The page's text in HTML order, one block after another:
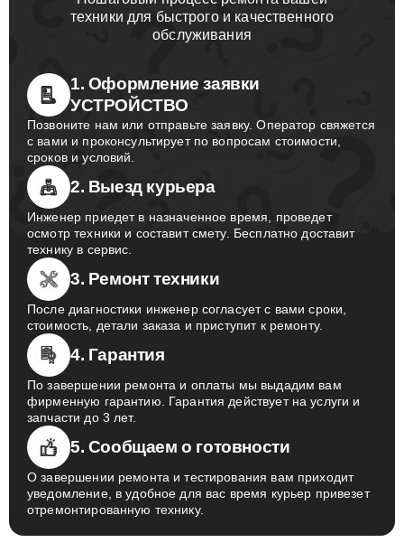
Пошаговый процесс ремонта вашей
техники для быстрого и качественного
обслуживания
1. Оформление заявки
УСТРОЙСТВО
Позвоните нам или отправьте заявку. Оператор свяжется
с вами и проконсультирует по вопросам стоимости,
сроков и условий.
2. Выезд курьера
Инженер приедет в назначенное время, проведет
осмотр техники и составит смету. Бесплатно доставит
технику в сервис.
3. Ремонт техники
После диагностики инженер согласует с вами сроки,
стоимость, детали заказа и приступит к ремонту.
4. Гарантия
По завершении ремонта и оплаты мы выдадим вам
фирменную гарантию. Гарантия действует на услуги и
запчасти до 3 лет.
5. Сообщаем о готовности
О завершении ремонта и тестирования вам приходит
уведомление, в удобное для вас время курьер привезет
отремонтированную технику.